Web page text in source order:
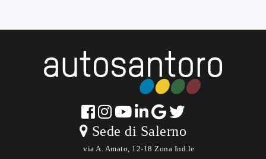
Sede di Salerno
via A. Amato, 12-18 Zona Ind.le